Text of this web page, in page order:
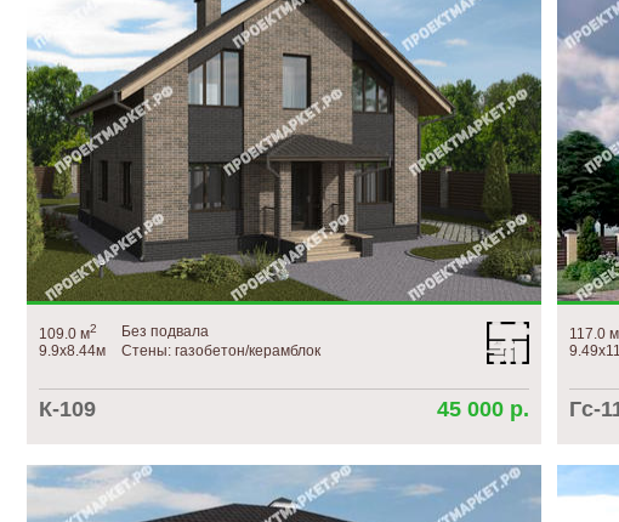
109.0 м2
9.9х8.44м
Без подвала
Стены: газобетон/керамблок
К-109 45 000 р.
117.0 м
Гс-